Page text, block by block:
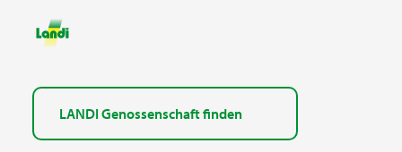
LANDI Genossenschaft finden